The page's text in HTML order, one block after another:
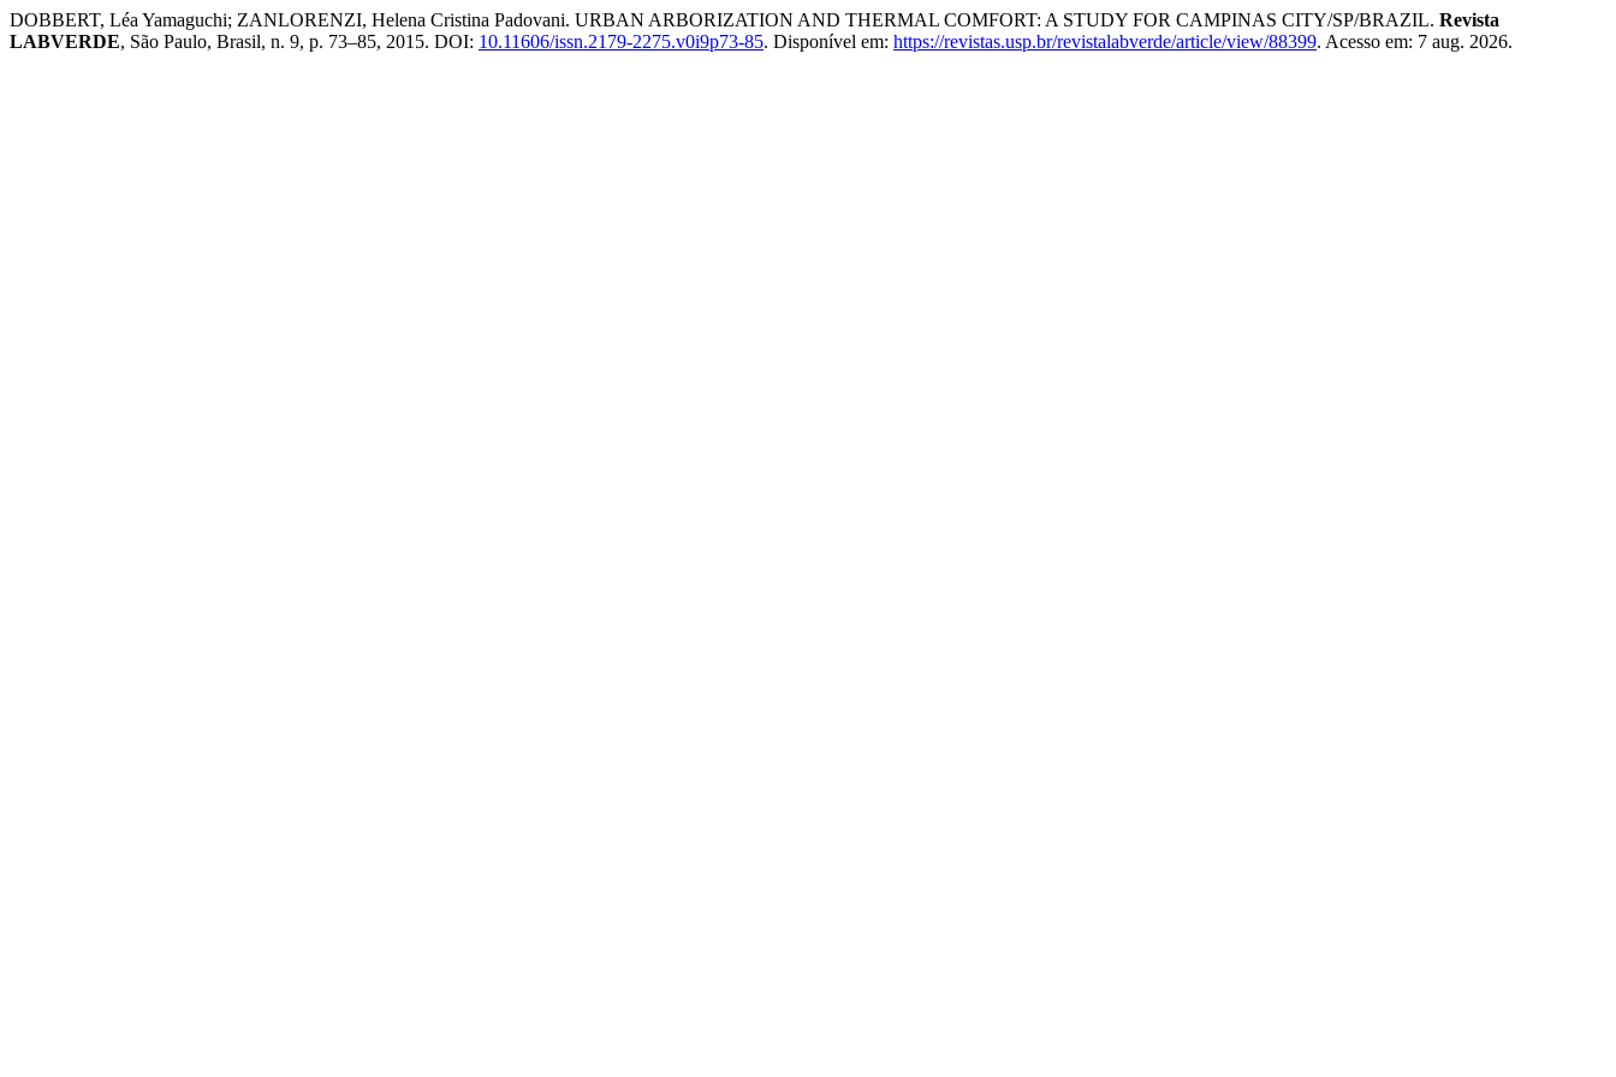
DOBBERT, Léa Yamaguchi; ZANLORENZI, Helena Cristina Padovani. URBAN ARBORIZATION AND THERMAL COMFORT: A STUDY FOR CAMPINAS CITY/SP/BRAZIL. Revista
LABVERDE, São Paulo, Brasil, n. 9, p. 73–85, 2015. DOI: 10.11606/issn.2179-2275.v0i9p73-85. Disponível em: https://revistas.usp.br/revistalabverde/article/view/88399. Acesso em: 7 aug. 2026.